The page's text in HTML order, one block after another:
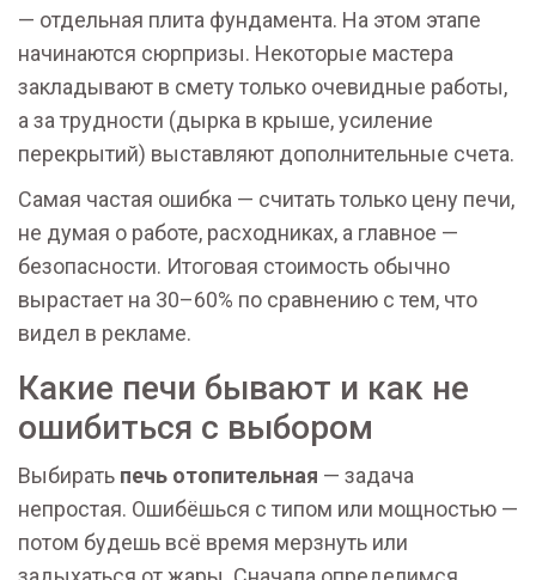
— отдельная плита фундамента. На этом этапе
начинаются сюрпризы. Некоторые мастера
закладывают в смету только очевидные работы,
а за трудности (дырка в крыше, усиление
перекрытий) выставляют дополнительные счета.
Самая частая ошибка — считать только цену печи,
не думая о работе, расходниках, а главное —
безопасности. Итоговая стоимость обычно
вырастает на 30–60% по сравнению с тем, что
видел в рекламе.
Какие печи бывают и как не
ошибиться с выбором
Выбирать печь отопительная — задача
непростая. Ошибёшься с типом или мощностью —
потом будешь всё время мерзнуть или